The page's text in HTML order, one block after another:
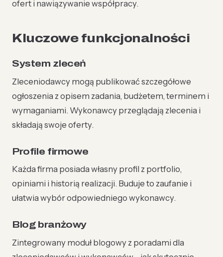
ofert i nawiązywanie współpracy.
Kluczowe funkcjonalności
System zleceń
Zleceniodawcy mogą publikować szczegółowe
ogłoszenia z opisem zadania, budżetem, terminem i
wymaganiami. Wykonawcy przeglądają zlecenia i
składają swoje oferty.
Profile firmowe
Każda firma posiada własny profil z portfolio,
opiniami i historią realizacji. Buduje to zaufanie i
ułatwia wybór odpowiedniego wykonawcy.
Blog branżowy
Zintegrowany moduł blogowy z poradami dla